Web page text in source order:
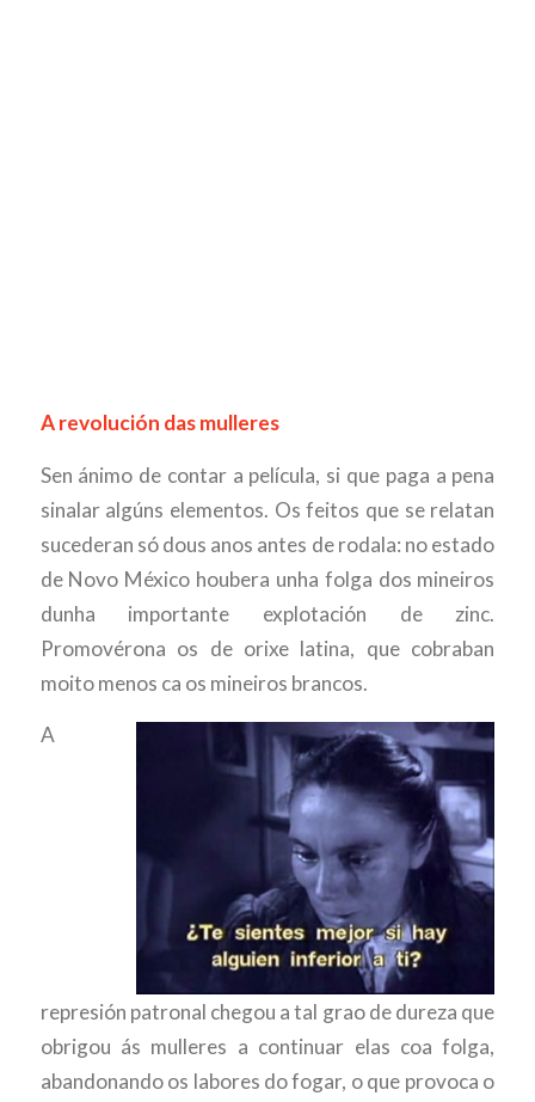
A revolución das mulleres
Sen ánimo de contar a película, si que paga a pena
sinalar algúns elementos. Os feitos que se relatan
sucederan só dous anos antes de rodala: no estado
de Novo México houbera unha folga dos mineiros
dunha importante explotación de zinc.
Promovérona os de orixe latina, que cobraban
moito menos ca os mineiros brancos.
A
represión patronal chegou a tal grao de dureza que
obrigou ás mulleres a continuar elas coa folga,
abandonando os labores do fogar, o que provoca o